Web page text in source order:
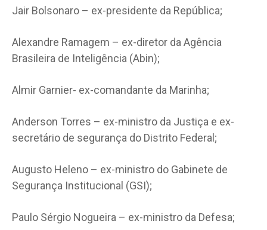
Jair Bolsonaro – ex-presidente da República;
Alexandre Ramagem – ex-diretor da Agência
Brasileira de Inteligência (Abin);
Almir Garnier- ex-comandante da Marinha;
Anderson Torres – ex-ministro da Justiça e ex-
secretário de segurança do Distrito Federal;
Augusto Heleno – ex-ministro do Gabinete de
Segurança Institucional (GSI);
Paulo Sérgio Nogueira – ex-ministro da Defesa;